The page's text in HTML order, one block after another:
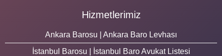
Hizmetlerimiz
Ankara Barosu | Ankara Baro Levhası
İstanbul Barosu | İstanbul Baro Avukat Listesi